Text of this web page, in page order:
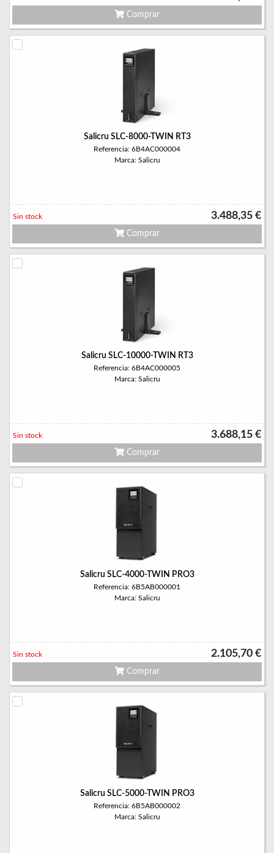
Comprar
Salicru SLC-8000-TWIN RT3
Referencia: 6B4AC000004
Marca: Salicru
3.488,35 €
Sin stock
Comprar
Salicru SLC-10000-TWIN RT3
Referencia: 6B4AC000005
Marca: Salicru
3.688,15 €
Sin stock
Comprar
Salicru SLC-4000-TWIN PRO3
Referencia: 6B5AB000001
Marca: Salicru
2.105,70 €
Sin stock
Comprar
Salicru SLC-5000-TWIN PRO3
Referencia: 6B5AB000002
Marca: Salicru